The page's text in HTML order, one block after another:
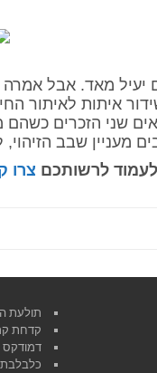
יעיל מאד. אבל
איתות לאיתור
שני הזכרים כשהם
מעניין שבב
לרשותכם צרו
תולעת
קדחת
דמודקס
כלבלבת